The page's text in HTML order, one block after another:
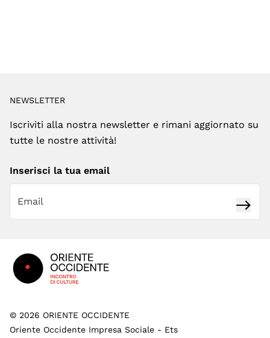
NEWSLETTER
Iscriviti alla nostra newsletter e rimani aggiornato su
tutte le nostre attività!
Inserisci la tua email
© 2026 ORIENTE OCCIDENTE
Oriente Occidente Impresa Sociale - Ets